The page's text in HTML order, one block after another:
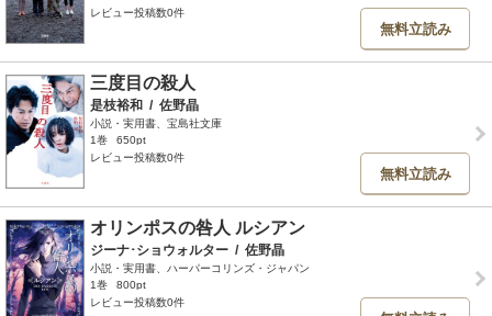
レビュー投稿数0件
無料立読み
三度目の殺人
是枝裕和 / 佐野晶
小説・実用書、宝島社文庫
1巻
650pt
レビュー投稿数0件
無料立読み
オリンポスの咎人 ルシアン
ジーナ･ショウォルター / 佐野晶
小説・実用書、ハーパーコリンズ・ジャパン
1巻
800pt
レビュー投稿数0件